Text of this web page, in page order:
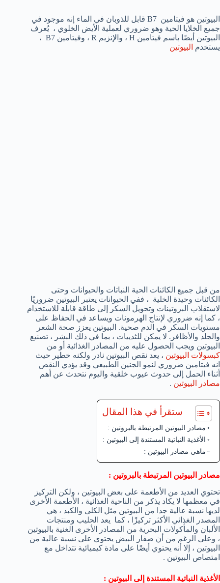
البيوتين هو فيتامين B7 قابل للذوبان في الماء إنه موجود في
جميع الخلايا الحية وهو ضروري لعملية الأيض الخلوي ، يُعرف
البيوتين أيضًا باسم فيتامين H ، والإنزيم R ، وفيتامين B7 ،
يستخدم البيوتين
من قبل جميع الكائنات الحية النباتات والحيوانات وحتى
الكائنات وحيدة الخلية ، ففي الحيوانات يعتبر البيوتين ضروريًا
لاستقلاب البروتينات وتحويل السكر إلى طاقة قابلة للاستخدام
، كما إنه ضروري لإنتاج الهرمونات ويساعد في الحفاظ على
مستويات السكر في الدم صحية. البيوتين يعزز صحة الشعر
والجلد والأظافر. لا يمكن للثدييات ، بما في ذلك البشر ، تصنيع
البيوتين ويجب الحصول عليه من المصادر الغذائية أو من
كبسولات البيوتين ، يعد نقص البيوتين نادر ولكنه خطير حيث
انه فيتامين ضروري لنمو الجنين الطبيعي وقد يؤدي النقص
أثناء الحمل إلى حدوث عيوب خلقية واليوم نتحدث عن أهم
مصادر البيوتين .
ستقرأ في هذا المقال
مصادر البيوتين المرتبطة بالبروتين :
الأغذية النباتية المستندة إلى البيوتين :
ماهي مصادر البيوتين :
مصادر البيوتين المرتبطة بالبروتين :
تحتوي العديد من الأطعمة على بعض البيوتين ، ولكن التركيز
في معظمها لا يكاد يذكر من الناحية الغذائية ، الأطعمة الأخرى
لديها نسبة عالية جدا من البيوتين مثل الكلى والكبد ، هي
المصدر الغذائي الأكثر تركيزًا ، كما يعد الحليب ومنتجات
الألبان والمأكولات البحرية من المصادر الأخرى الغنية بالبيوتين
، وعلى الرغم من أن صفار البيض يحتوي على نسبة عالية من
البيوتين ، إلا أنه يحتوي أيضًا على مادة كيميائية تتداخل مع
امتصاص البيوتين .
الأغذية النباتية المستندة إلى البيوتين :